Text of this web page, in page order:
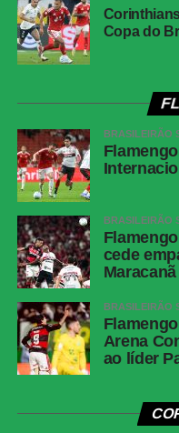
cabeça e evitou o
Na reta final, os dois
força da entrada da
rasteiro e Montoro
do Fluminense
Fluminense reage
com o Botafogo,
Sem novas mudanças
empatado em 1 a 1.
Próximos
Competição:Copa Sul-
Copa do
BRASILEIRÃO
BRASILEIRÃO
cede
Maracanã
BRASILEIRÃO
Arena
ao líder